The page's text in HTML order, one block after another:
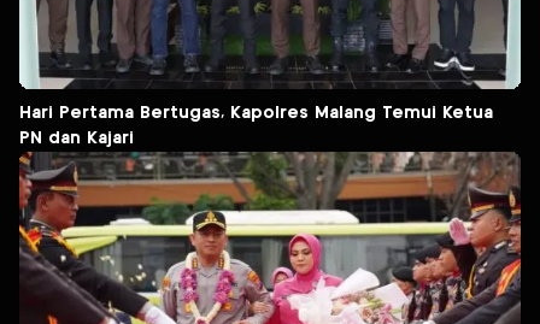
Hari Pertama Bertugas, Kapolres Malang Temui Ketua
PN dan Kajari